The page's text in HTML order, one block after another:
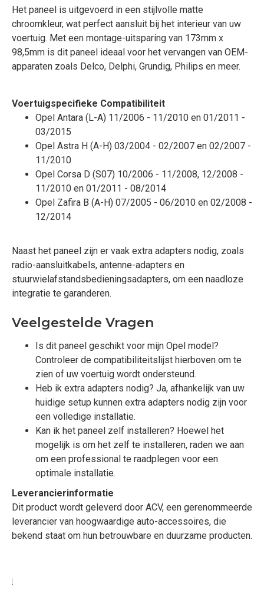
Het paneel is uitgevoerd in een stijlvolle matte
chroomkleur, wat perfect aansluit bij het interieur van uw
voertuig. Met een montage-uitsparing van 173mm x
98,5mm is dit paneel ideaal voor het vervangen van OEM-
apparaten zoals Delco, Delphi, Grundig, Philips en meer.
Voertuigspecifieke Compatibiliteit
Opel Antara (L-A) 11/2006 - 11/2010 en 01/2011 -
03/2015
Opel Astra H (A-H) 03/2004 - 02/2007 en 02/2007 -
11/2010
Opel Corsa D (S07) 10/2006 - 11/2008, 12/2008 -
11/2010 en 01/2011 - 08/2014
Opel Zafira B (A-H) 07/2005 - 06/2010 en 02/2008 -
12/2014
Naast het paneel zijn er vaak extra adapters nodig, zoals
radio-aansluitkabels, antenne-adapters en
stuurwielafstandsbedieningsadapters, om een naadloze
integratie te garanderen.
Veelgestelde Vragen
Is dit paneel geschikt voor mijn Opel model?
Controleer de compatibiliteitslijst hierboven om te
zien of uw voertuig wordt ondersteund.
Heb ik extra adapters nodig? Ja, afhankelijk van uw
huidige setup kunnen extra adapters nodig zijn voor
een volledige installatie.
Kan ik het paneel zelf installeren? Hoewel het
mogelijk is om het zelf te installeren, raden we aan
om een professional te raadplegen voor een
optimale installatie.
Leverancierinformatie
Dit product wordt geleverd door ACV, een gerenommeerde
leverancier van hoogwaardige auto-accessoires, die
bekend staat om hun betrouwbare en duurzame producten.